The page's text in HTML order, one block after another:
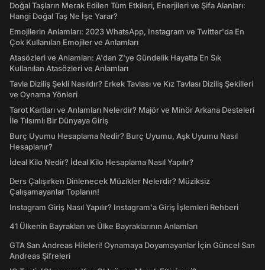
Doğal Taşların Merak Edilen Tüm Etkileri, Enerjileri ve Şifa Alanları:
Hangi Doğal Taş Ne İşe Yarar?
Emojilerin Anlamları: 2023 WhatsApp, Instagram ve Twitter'da En
Çok Kullanılan Emojiler ve Anlamları
Atasözleri ve Anlamları: A'dan Z'ye Gündelik Hayatta En Sık
Kullanılan Atasözleri ve Anlamları
Tavla Diziliş Şekli Nasıldır? Erkek Tavlası ve Kız Tavlası Diziliş Şekilleri
ve Oynama Yönleri
Tarot Kartları ve Anlamları Nelerdir? Majör ve Minör Arkana Desteleri
İle Tılsımlı Bir Dünyaya Giriş
Burç Uyumu Hesaplama Nedir? Burç Uyumu, Aşk Uyumu Nasıl
Hesaplanır?
İdeal Kilo Nedir? İdeal Kilo Hesaplama Nasıl Yapılır?
Ders Çalışırken Dinlenecek Müzikler Nelerdir? Müziksiz
Çalışamayanlar Toplanın!
Instagram Giriş Nasıl Yapılır? Instagram'a Giriş İşlemleri Rehberi
41 Ülkenin Bayrakları ve Ülke Bayraklarının Anlamları
GTA San Andreas Hileleri! Oynamaya Doyamayanlar İçin Güncel San
Andreas Şifreleri